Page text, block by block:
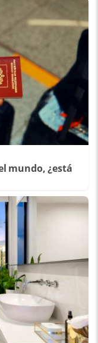
mundo, ¿está